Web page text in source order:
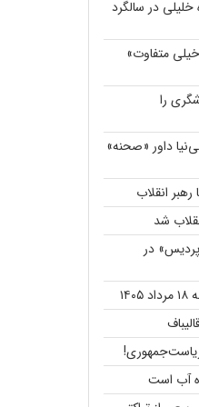
در سالگرد
متفاوت»
را
داور «صحنه»
انقلاب
شد
«پردیس» در
آب است